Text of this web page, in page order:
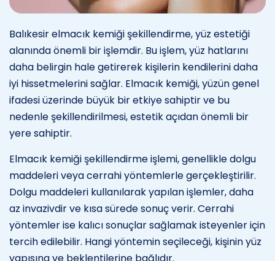
Balıkesir elmacık kemiği şekillendirme, yüz estetiği
alanında önemli bir işlemdir. Bu işlem, yüz hatlarını
daha belirgin hale getirerek kişilerin kendilerini daha
iyi hissetmelerini sağlar. Elmacık kemiği, yüzün genel
ifadesi üzerinde büyük bir etkiye sahiptir ve bu
nedenle şekillendirilmesi, estetik açıdan önemli bir
yere sahiptir.
Elmacık kemiği şekillendirme işlemi, genellikle dolgu
maddeleri veya cerrahi yöntemlerle gerçekleştirilir.
Dolgu maddeleri kullanılarak yapılan işlemler, daha
az invazivdir ve kısa sürede sonuç verir. Cerrahi
yöntemler ise kalıcı sonuçlar sağlamak isteyenler için
tercih edilebilir. Hangi yöntemin seçileceği, kişinin yüz
yapısına ve beklentilerine bağlıdır.